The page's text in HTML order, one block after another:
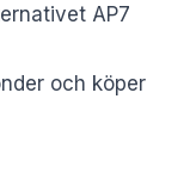
AP7
och köper